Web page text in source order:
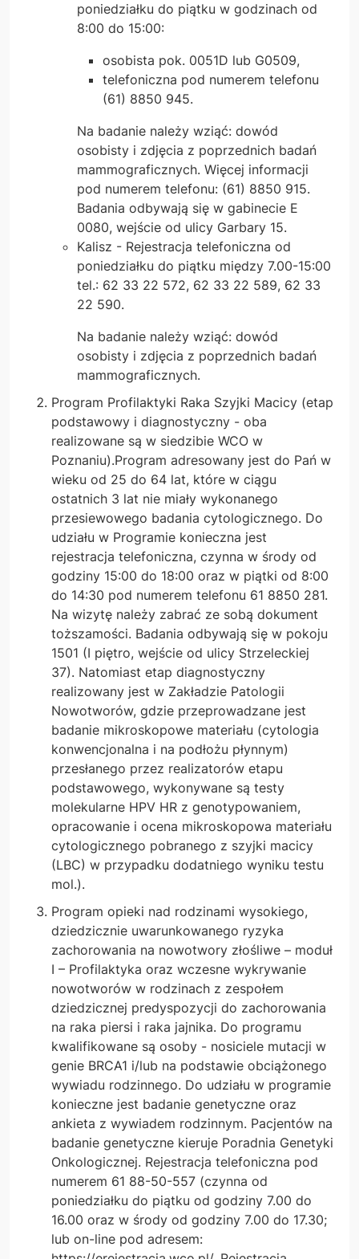
poniedziałku do piątku w godzinach od
8:00 do 15:00:
osobista pok. 0051D lub G0509,
telefoniczna pod numerem telefonu
(61) 8850 945.
Na badanie należy wziąć: dowód
osobisty i zdjęcia z poprzednich badań
mammograficznych. Więcej informacji
pod numerem telefonu: (61) 8850 915.
Badania odbywają się w gabinecie E
0080, wejście od ulicy Garbary 15.
Kalisz - Rejestracja telefoniczna od
poniedziałku do piątku między 7.00-15:00
tel.: 62 33 22 572, 62 33 22 589, 62 33
22 590.
Na badanie należy wziąć: dowód
osobisty i zdjęcia z poprzednich badań
mammograficznych.
Program Profilaktyki Raka Szyjki Macicy (etap
podstawowy i diagnostyczny - oba
realizowane są w siedzibie WCO w
Poznaniu).Program adresowany jest do Pań w
wieku od 25 do 64 lat, które w ciągu
ostatnich 3 lat nie miały wykonanego
przesiewowego badania cytologicznego. Do
udziału w Programie konieczna jest
rejestracja telefoniczna, czynna w środy od
godziny 15:00 do 18:00 oraz w piątki od 8:00
do 14:30 pod numerem telefonu 61 8850 281.
Na wizytę należy zabrać ze sobą dokument
toższamości. Badania odbywają się w pokoju
1501 (I piętro, wejście od ulicy Strzeleckiej
37). Natomiast etap diagnostyczny
realizowany jest w Zakładzie Patologii
Nowotworów, gdzie przeprowadzane jest
badanie mikroskopowe materiału (cytologia
konwencjonalna i na podłożu płynnym)
przesłanego przez realizatorów etapu
podstawowego, wykonywane są testy
molekularne HPV HR z genotypowaniem,
opracowanie i ocena mikroskopowa materiału
cytologicznego pobranego z szyjki macicy
(LBC) w przypadku dodatniego wyniku testu
mol.).
Program opieki nad rodzinami wysokiego,
dziedzicznie uwarunkowanego ryzyka
zachorowania na nowotwory złośliwe – moduł
I – Profilaktyka oraz wczesne wykrywanie
nowotworów w rodzinach z zespołem
dziedzicznej predyspozycji do zachorowania
na raka piersi i raka jajnika. Do programu
kwalifikowane są osoby - nosiciele mutacji w
genie BRCA1 i/lub na podstawie obciążonego
wywiadu rodzinnego. Do udziału w programie
konieczne jest badanie genetyczne oraz
ankieta z wywiadem rodzinnym. Pacjentów na
badanie genetyczne kieruje Poradnia Genetyki
Onkologicznej. Rejestracja telefoniczna pod
numerem 61 88-50-557 (czynna od
poniedziałku do piątku od godziny 7.00 do
16.00 oraz w środy od godziny 7.00 do 17.30;
lub on-line pod adresem: